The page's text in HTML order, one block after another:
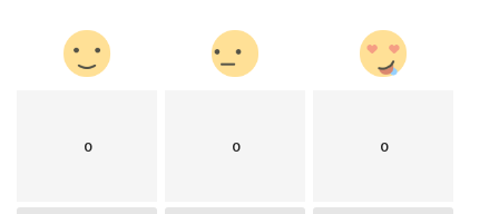
0 0 0